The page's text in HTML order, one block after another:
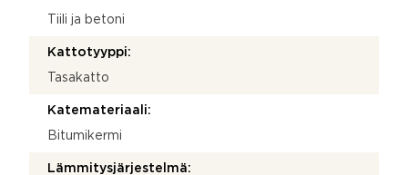
Tiili ja betoni
Kattotyyppi:
Tasakatto
Katemateriaali:
Bitumikermi
Lämmitysjärjestelmä: